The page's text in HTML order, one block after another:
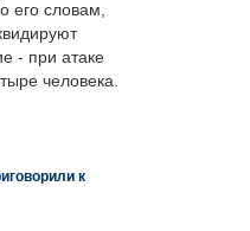
его словам,
- при атаке
человека.
к